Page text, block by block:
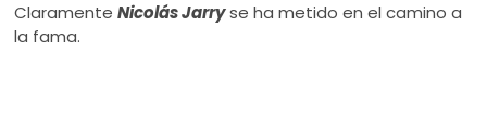
ClaramenteNicolás Jarryse ha metido en el camino a
la fama.